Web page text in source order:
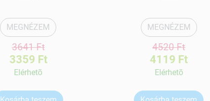
MEGNÉZEM
3641 Ft
3359 Ft
Elérhetõ
MEGNÉZEM
4520 Ft
4119 Ft
Elérhetõ